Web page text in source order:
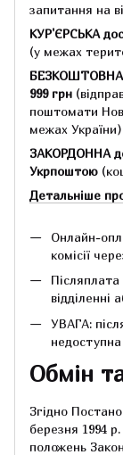
запитання на
КУР'ЄРСЬКА
(у межах
БЕЗКОШТОВНА
999 грн
поштомати
межах України)
ЗАКОРДОННА
Укрпоштою
Детальніше
Онлайн-
комісії
відділенні
УВАГА:
Обмін
Згідно
березня 1994 р.
положень